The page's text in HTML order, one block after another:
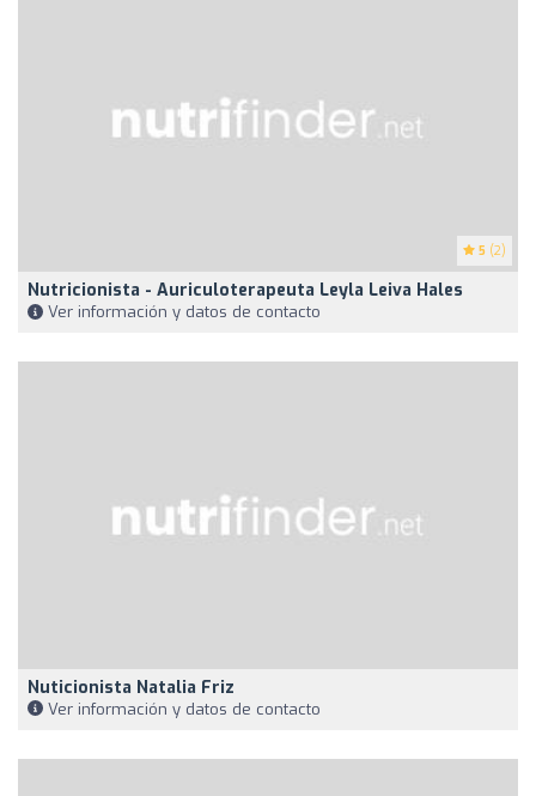
5 (2)
Nutricionista - Auriculoterapeuta Leyla Leiva Hales
Ver información y datos de contacto
Nuticionista Natalia Friz
Ver información y datos de contacto